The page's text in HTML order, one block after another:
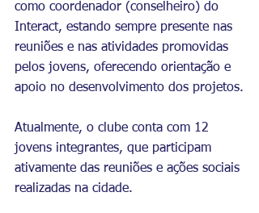
como coordenador (conselheiro) do
Interact, estando sempre presente nas
reuniões e nas atividades promovidas
pelos jovens, oferecendo orientação e
apoio no desenvolvimento dos projetos.
Atualmente, o clube conta com 12
jovens integrantes, que participam
ativamente das reuniões e ações sociais
realizadas na cidade.